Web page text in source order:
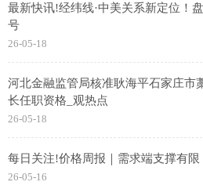
最新快讯!经纬线·中美关系新定位！
号
26-05-18
河北金融监管局核准耿海平石家庄市
长任职资格_观热点
26-05-18
每日关注!价格周报｜需求端支撑有
26-05-16